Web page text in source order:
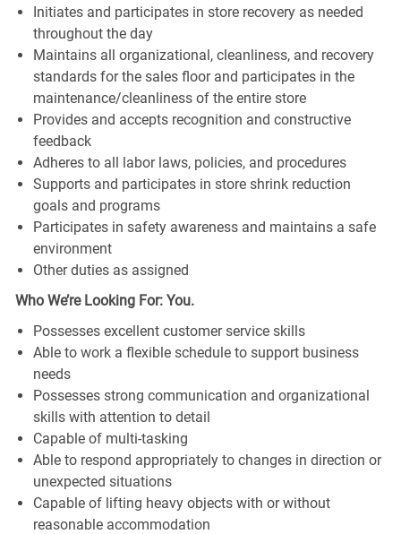
Initiates and participates in store recovery as needed
throughout the day
Maintains all organizational, cleanliness, and recovery
standards for the sales floor and participates in the
maintenance/cleanliness of the entire store
Provides and accepts recognition and constructive
feedback
Adheres to all labor laws, policies, and procedures
Supports and participates in store shrink reduction
goals and programs
Participates in safety awareness and maintains a safe
environment
Other duties as assigned
Who We’re Looking For: You.
Possesses excellent customer service skills
Able to work a flexible schedule to support business
needs
Possesses strong communication and organizational
skills with attention to detail
Capable of multi-tasking
Able to respond appropriately to changes in direction or
unexpected situations
Capable of lifting heavy objects with or without
reasonable accommodation